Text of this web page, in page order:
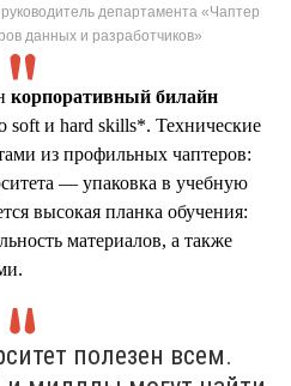
департамента «Чаптер
данных и разработчиков»
корпоративный билайн
soft и hard skills*. Технические
из профильных чаптеров:
— упаковка в учебную
высокая планка обучения:
материалов, а также
полезен всем.